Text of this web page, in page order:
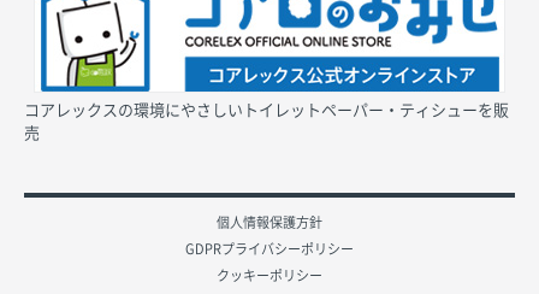
コアレックスの環境にやさしいトイレットペーパー・ティシューを販
売
個人情報保護方針
GDPRプライバシーポリシー
クッキーポリシー